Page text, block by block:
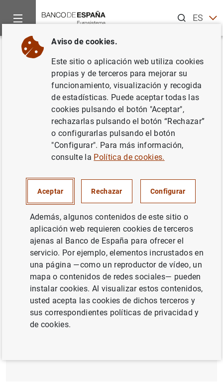
ESEN
Inicio Noticias y eventos
Volver
Nota informativa sobre la deuda
según el Protocolo de Déficit
Excesivo (PDE) de las
Administraciones Públicas.
Reclasificación de Sareb en el
sector de Administraciones
Públicas
31/03/2021
SITUACIÓN ECONÓMICA
Nota informativa sobre la deuda según el
Protocolo de Déficit Excesivo (PDE) de las
Aviso de cookies.
Este sitio o aplicación web utiliza cookies
propias y de terceros para mejorar su
funcionamiento, visualización y recogida
de estadísticas. Puede aceptar todas las
cookies pulsando el botón "Aceptar",
rechazarlas pulsando el botón “Rechazar”
o configurarlas pulsando el botón
"Configurar". Para más información,
consulte la Política de cookies.
Aceptar Rechazar Configurar
Además, algunos contenidos de este sitio o
aplicación web requieren cookies de terceros
ajenas al Banco de España para ofrecer el
servicio. Por ejemplo, elementos incrustados en
una página —como un reproductor de vídeo, un
mapa o contenidos de redes sociales— pueden
instalar cookies. Al visualizar estos contenidos,
usted acepta las cookies de dichos terceros y
sus correspondientes políticas de privacidad y
de cookies.